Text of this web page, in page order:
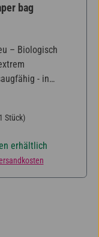
bag
von 4.6 von 5
– Biologisch
- in
Stück)
erhältlich